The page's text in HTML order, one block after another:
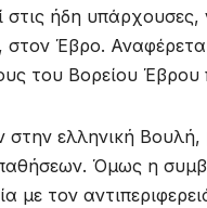
στις ήδη
στον Έβρο.
του Βορείου Έβρου
στην ελληνική
Όμως η
με τον